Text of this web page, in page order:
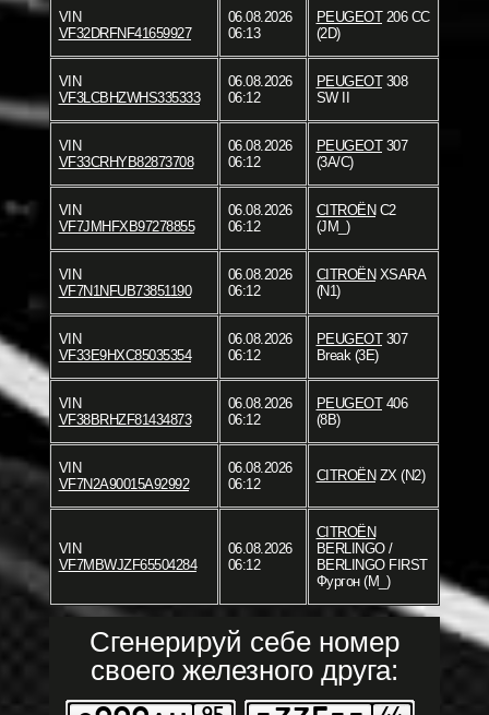
VIN
VF32DRFNF41659927
06.08.2026
06:13
PEUGEOT206 CC
(2D)
VIN
VF3LCBHZWHS335333
06.08.2026
06:12
PEUGEOT308
SW II
VIN
VF33CRHYB82873708
06.08.2026
06:12
PEUGEOT307
(3A/C)
VIN
VF7JMHFXB97278855
06.08.2026
06:12
CITROËN C2
(JM_)
VIN
VF7N1NFUB73851190
06.08.2026
06:12
CITROËN XSARA
(N1)
VIN
VF33E9HXC85035354
06.08.2026
06:12
PEUGEOT307
Break (3E)
VIN
VF38BRHZF81434873
06.08.2026
06:12
PEUGEOT406
(8B)
VIN
VF7N2A90015A92992
06.08.2026
06:12
CITROËN ZX (N2)
VIN
VF7MBWJZF65504284
06.08.2026
06:12
CITROËN
BERLINGO /
BERLINGO FIRST
Фургон (M_)
Сгенерируй себе номер
своего железного друга: